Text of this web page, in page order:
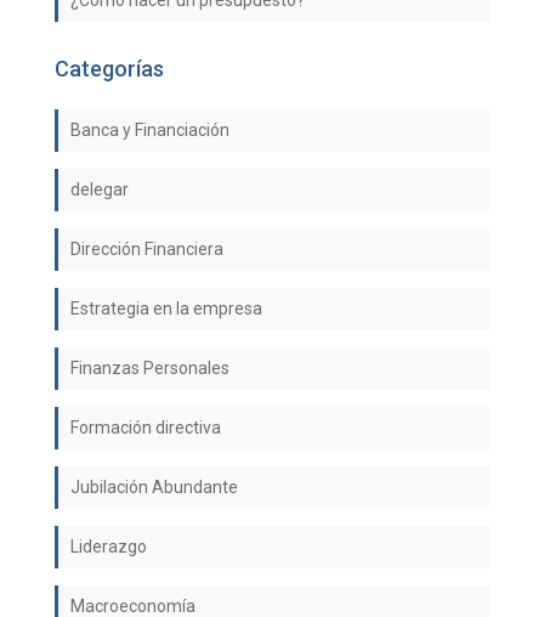
Categorías
Banca y Financiación
delegar
Dirección Financiera
Estrategia en la empresa
Finanzas Personales
Formación directiva
Jubilación Abundante
Liderazgo
Macroeconomía